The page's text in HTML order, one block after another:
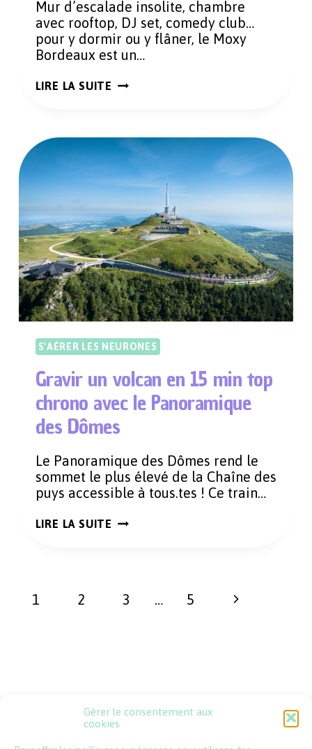
Gérer le consentement aux
cookies
Mur d’escalade insolite, chambre
avec rooftop, DJ set, comedy club…
pour y dormir ou y flâner, le Moxy
Bordeaux est un…
LIRE LA SUITE MOXY
PLUS
PERCHÉ
DES
BASSINS
À
S'AÉRER LES NEURONES
Gravir un volcan en 15 min top
chrono avec le Panoramique
des Dômes
Le Panoramique des Dômes rend le
sommet le plus élevé de la Chaîne des
puys accessible à tous.tes ! Ce train…
LIRE LA SUITE GRAVIR
TOP
CHRONO
Navigation
1 2 3 … 5
Page